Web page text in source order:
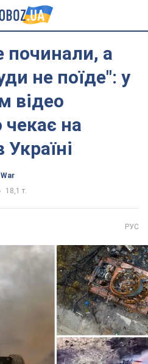
починали, а
не поїде": у
відео
на
Україні
War
18,1 т.
РУС